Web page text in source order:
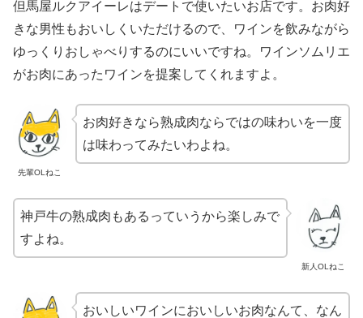
但馬屋ルクアイーレはデートで使いたいお店です。お肉好
きな男性もおいしくいただけるので、ワインを飲みながら
ゆっくりおしゃべりするのにいいですね。ワインソムリエ
がお肉にあったワインを提案してくれますよ。
先輩OLねこ
お肉好きなら熟成肉ならではの味わいを一度
は味わってみたいわよね。
新人OLねこ
神戸牛の熟成肉もあるっていうから楽しみで
すよね。
おいしいワインにおいしいお肉なんて、なん